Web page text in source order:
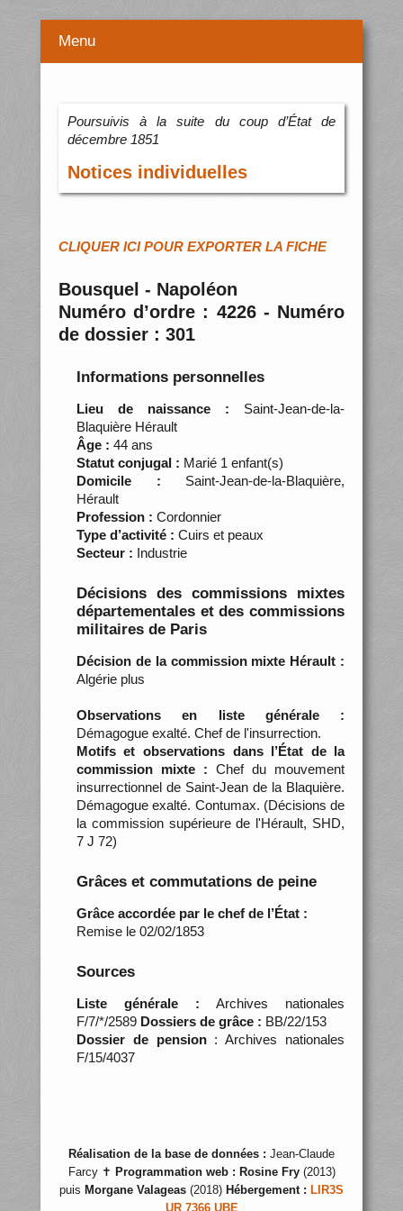
Menu
Poursuivis à la suite du coup d’État de
décembre 1851
Notices individuelles
CLIQUER ICI POUR EXPORTER LA FICHE
Bousquel - Napoléon
Numéro d’ordre : 4226 - Numéro
de dossier : 301
Informations personnelles
Lieu de naissance : Saint-Jean-de-la-
Blaquière Hérault
Âge : 44 ans
Statut conjugal : Marié 1 enfant(s)
Domicile : Saint-Jean-de-la-Blaquière,
Hérault
Profession : Cordonnier
Type d’activité : Cuirs et peaux
Secteur : Industrie
Décisions des commissions mixtes
départementales et des commissions
militaires de Paris
Décision de la commission mixte Hérault :
Algérie plus
Observations en liste générale :
Démagogue exalté. Chef de l'insurrection.
Motifs et observations dans l’État de la
commission mixte : Chef du mouvement
insurrectionnel de Saint-Jean de la Blaquière.
Démagogue exalté. Contumax. (Décisions de
la commission supérieure de l'Hérault, SHD,
7 J 72)
Grâces et commutations de peine
Grâce accordée par le chef de l’État :
Remise le 02/02/1853
Sources
Liste générale : Archives nationales
F/7/*/2589 Dossiers de grâce : BB/22/153
Dossier de pension: Archives nationales
F/15/4037
Réalisation de la base de données : Jean-Claude
Farcy ✝ Programmation web : Rosine Fry(2013)
puis Morgane Valageas (2018) Hébergement : LIR3S
UR 7366 UBE